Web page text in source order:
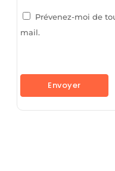
Prévenez-moi de
mail.